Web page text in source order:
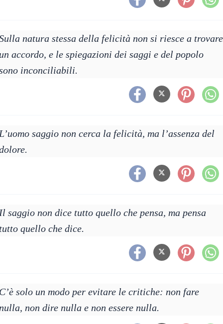
natura stessa della felicità non si riesce a trovare
accordo, e le spiegazioni dei saggi e del popolo
inconciliabili.
saggio non cerca la felicità, ma l’assenza del
saggio non dice tutto quello che pensa, ma pensa
quello che dice.
solo un modo per evitare le critiche: non fare
non dire nulla e non essere nulla.